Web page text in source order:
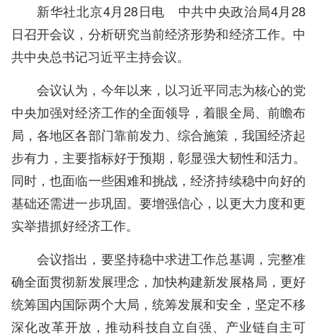
新华社北京4月28日电 中共中央政治局4月28
日召开会议，分析研究当前经济形势和经济工作。中
共中央总书记习近平主持会议。
会议认为，今年以来，以习近平同志为核心的党
中央加强对经济工作的全面领导，着眼全局、前瞻布
局，各地区各部门靠前发力、综合施策，我国经济起
步有力，主要指标好于预期，彰显强大韧性和活力。
同时，也面临一些困难和挑战，经济持续稳中向好的
基础还需进一步巩固。要增强信心，以更大力度和更
实举措抓好经济工作。
会议指出，要坚持稳中求进工作总基调，完整准
确全面贯彻新发展理念，加快构建新发展格局，更好
统筹国内国际两个大局，统筹发展和安全，坚定不移
深化改革开放，推动科技自立自强、产业链自主可